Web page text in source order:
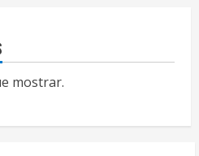
mostrar.